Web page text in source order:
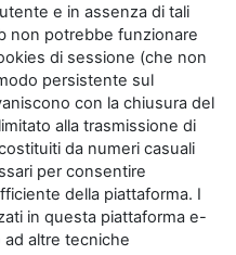
e in assenza di tali
non potrebbe funzionare
di sessione (che non
persistente sul
con la chiusura del
alla trasmissione di
da numeri casuali
per consentire
della piattaforma. I
in questa piattaforma e-
ad altre tecniche